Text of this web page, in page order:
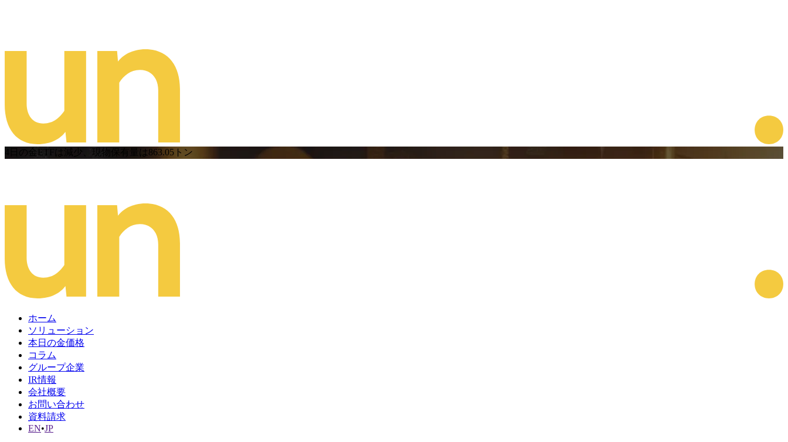
4日の金ETFは減少、現物保有量は863.05トン
ホーム
ソリューション
本日の金価格
コラム
グループ企業
IR情報
会社概要
お問い合わせ
資料請求
EN•JP